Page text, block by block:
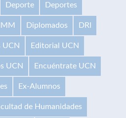
Deporte Deportes
Diplomados DRI
UCN Editorial UCN
UCN Encuéntrate UCN
Ex-Alumnos
de Humanidades